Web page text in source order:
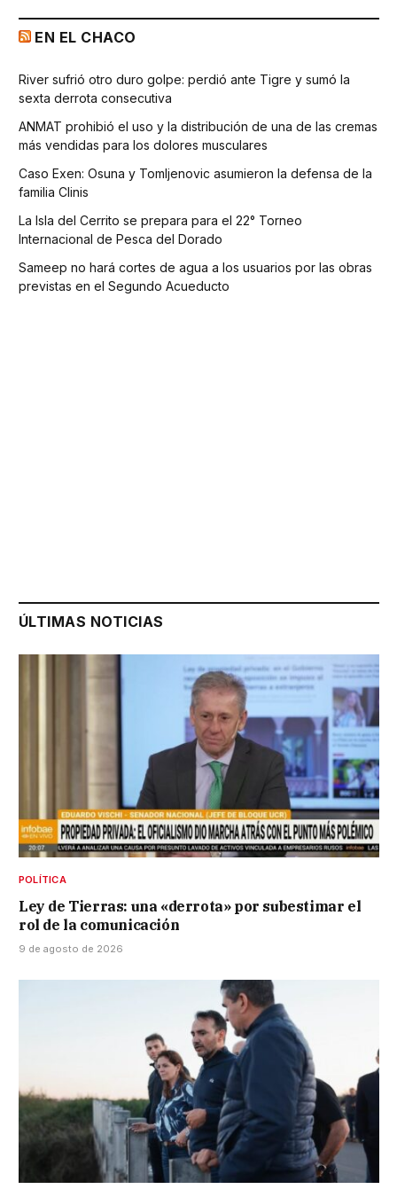
EN EL CHACO
River sufrió otro duro golpe: perdió ante Tigre y sumó la
sexta derrota consecutiva
ANMAT prohibió el uso y la distribución de una de las cremas
más vendidas para los dolores musculares
Caso Exen: Osuna y Tomljenovic asumieron la defensa de la
familia Clinis
La Isla del Cerrito se prepara para el 22° Torneo
Internacional de Pesca del Dorado
Sameep no hará cortes de agua a los usuarios por las obras
previstas en el Segundo Acueducto
ÚLTIMAS NOTICIAS
POLÍTICA
Ley de Tierras: una «derrota» por subestimar el
rol de la comunicación
9 de agosto de 2026